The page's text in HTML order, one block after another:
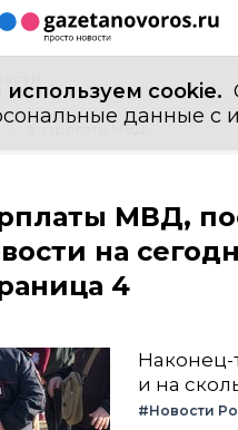
сайта
cookie.
данные с
# зарплаты МВД
МВД,
на
4
Наконец-
и на
#Новости